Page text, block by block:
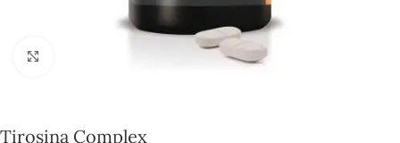
Tirosina Complex